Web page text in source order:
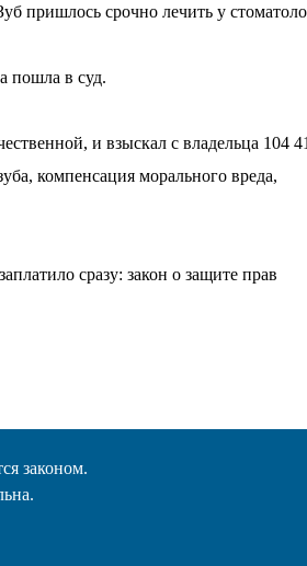
пришлось срочно лечить у
пошла в суд.
и взыскал с владельца 104
компенсация морального вреда,
сразу: закон о защите прав
законом.